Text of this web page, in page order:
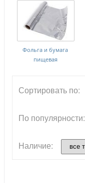
Фольга и бумага
пищевая
Сортировать по:
По популярности:
Наличие: